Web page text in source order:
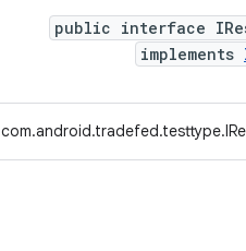
public interface
implements